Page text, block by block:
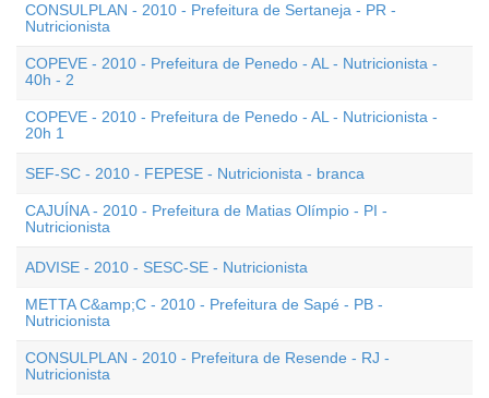
CONSULPLAN - 2010 - Prefeitura de Sertaneja - PR -
Nutricionista
COPEVE - 2010 - Prefeitura de Penedo - AL - Nutricionista -
40h - 2
COPEVE - 2010 - Prefeitura de Penedo - AL - Nutricionista -
20h 1
SEF-SC - 2010 - FEPESE - Nutricionista - branca
CAJUÍNA - 2010 - Prefeitura de Matias Olímpio - PI -
Nutricionista
ADVISE - 2010 - SESC-SE - Nutricionista
METTA C&amp;C - 2010 - Prefeitura de Sapé - PB -
Nutricionista
CONSULPLAN - 2010 - Prefeitura de Resende - RJ -
Nutricionista